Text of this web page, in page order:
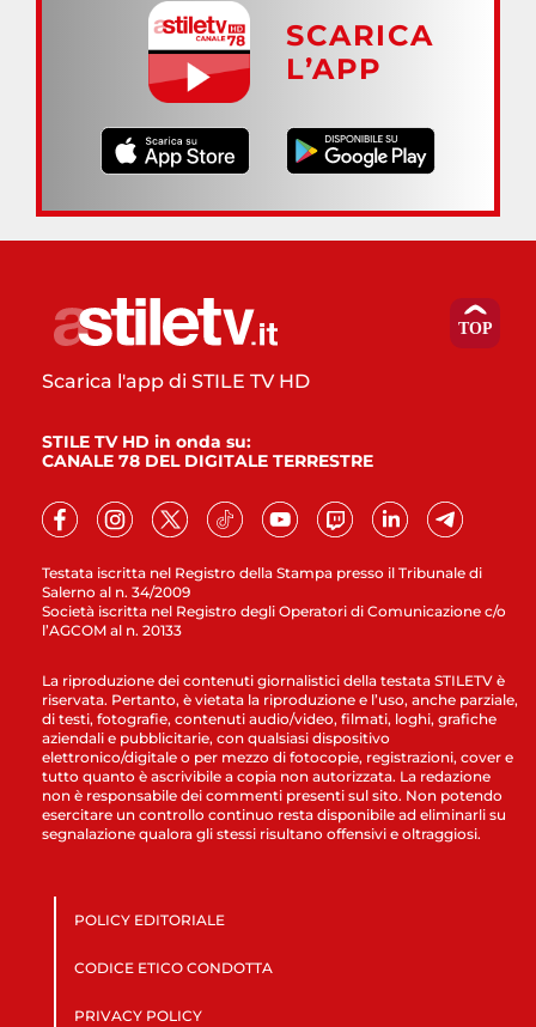
SCARICA
L’APP
Testata iscritta nel Registro della Stampa presso il Tribunale di
Salerno al n. 34/2009
Società iscritta nel Registro degli Operatori di Comunicazione c/o
l’AGCOM al n. 20133
Scarica l'app di STILE TV HD
STILE TV HD in onda su:
CANALE 78 DEL DIGITALE TERRESTRE
La riproduzione dei contenuti giornalistici della testata STILETV è
riservata. Pertanto, è vietata la riproduzione e l’uso, anche parziale,
di testi, fotografie, contenuti audio/video, filmati, loghi, grafiche
aziendali e pubblicitarie, con qualsiasi dispositivo
elettronico/digitale o per mezzo di fotocopie, registrazioni, cover e
tutto quanto è ascrivibile a copia non autorizzata. La redazione
non è responsabile dei commenti presenti sul sito. Non potendo
esercitare un controllo continuo resta disponibile ad eliminarli su
segnalazione qualora gli stessi risultano offensivi e oltraggiosi.
POLICY EDITORIALE
CODICE ETICO CONDOTTA
PRIVACY POLICY